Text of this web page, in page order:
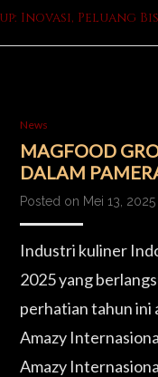
Inovasi, Peluang
News
MAGFOOD
DALAM
Posted on Mei 13,
Industri kuliner
2025 yang
perhatian tahun ini
Amazy
Amazy